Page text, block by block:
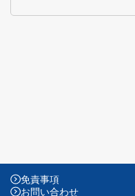
免責事項
お問い合わせ